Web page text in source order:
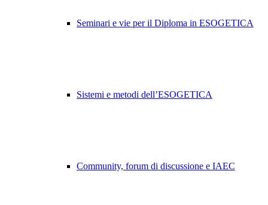
Seminari e vie per il Diploma in ESOGETICA
Sistemi e metodi dell’ESOGETICA
Community, forum di discussione e IAEC